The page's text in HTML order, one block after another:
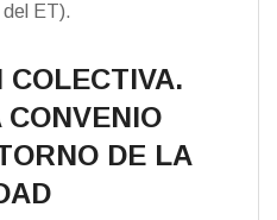
ET).
COLECTIVA.
CONVENIO
DE LA